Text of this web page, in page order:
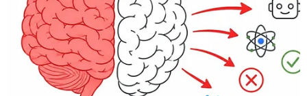
aborto con un feto de más de 12 semanas o con más
de 16 cm.